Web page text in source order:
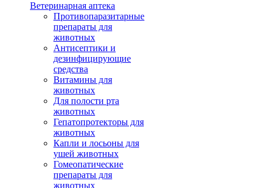
Ветеринарная аптека
Противопаразитарные
препараты для
животных
Антисептики и
дезинфицирующие
средства
Витамины для
животных
Для полости рта
животных
Гепатопротекторы для
животных
Капли и лосьоны для
ушей животных
Гомеопатические
препараты для
животных